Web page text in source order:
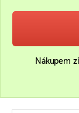
Nákupem